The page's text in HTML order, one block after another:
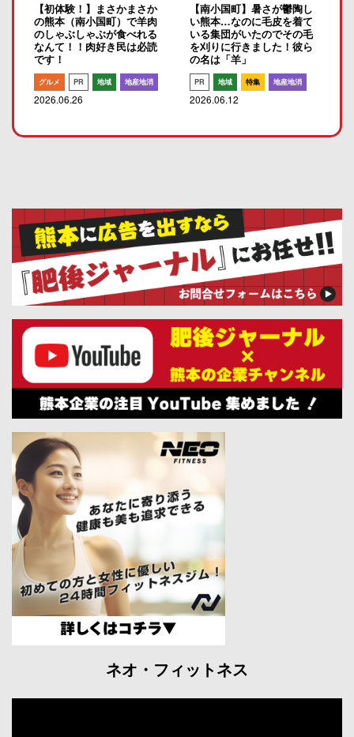
【初体験！】まさかまさか
の熊本（南小国町）で羊肉
のしゃぶしゃぶが食べれる
なんて！！肉好き民は必読
です！
グルメ PR 地域 地産地消
2026.06.26
【南小国町】暑さが鬱陶し
い熊本…なのに毛皮を着て
いる集団がいたのでその毛
を刈りに行きました！彼ら
の名は「羊」
PR 地域 特集 地産地消
2026.06.12
ネオ・フィットネス